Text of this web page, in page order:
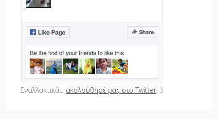
Εναλλακτικά... ακολούθησέ μας στο Twitter! :)